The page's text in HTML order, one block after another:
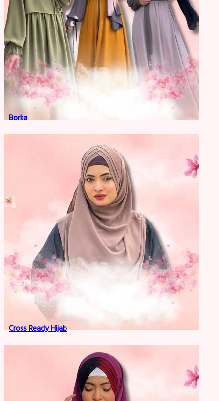
Borka
Cross Ready Hijab